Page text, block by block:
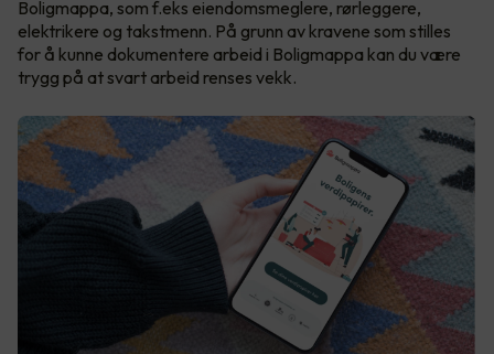
Boligmappa, som f.eks eiendomsmeglere, rørleggere,
elektrikere og takstmenn. På grunn av kravene som stilles
for å kunne dokumentere arbeid i Boligmappa kan du være
trygg på at svart arbeid renses vekk.